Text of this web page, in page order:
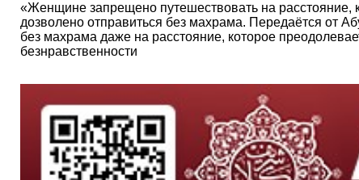
«Женщине запрещено путешествовать на расстояние,
дозволено отправиться без махрама. Передаётся от
без махрама даже на расстояние, которое
безнравственности